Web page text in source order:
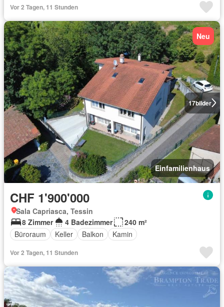
Vor 2 Tagen, 11 Stunden
17bilder
Neu
Einfamilienhaus
CHF 1'900'000
Sala Capriasca, Tessin
8 Zimmer
4 Badezimmer
240 m²
Büroraum
Keller Balkon Kamin
Vor 2 Tagen, 11 Stunden